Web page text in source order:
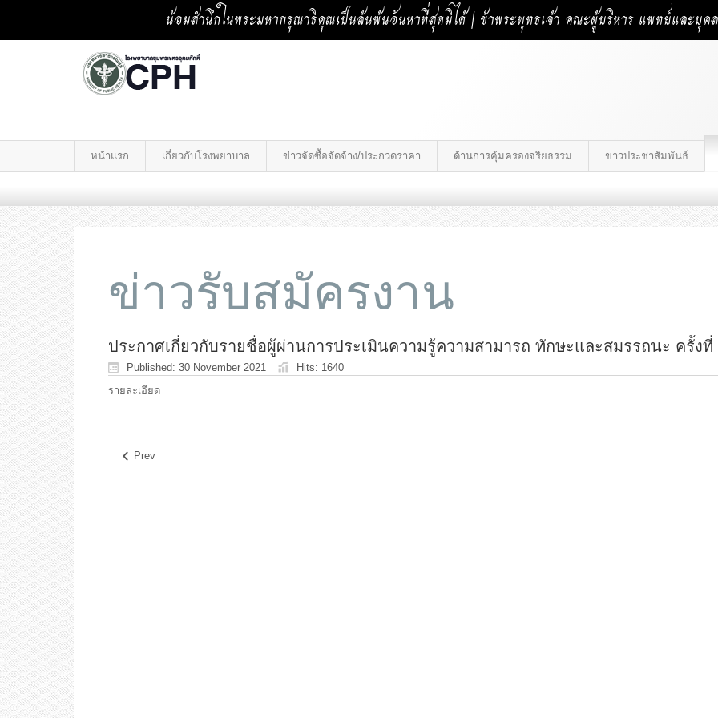
น้อมสำนึกในพระมหากรุณาธิคุณเป็นล้นพ้นอันหาที่สุดมิได้ | ข้าพระพุทธเจ้า คณะผู้บริหาร แพทย์และบุค
หน้าแรก เกี่ยวกับโรงพยาบาล ข่าวจัดซื้อจัดจ้าง/ประกวดราคา ด้านการคุ้มครองจริยธรรม ข่าวประชาสัมพันธ์
ข่าวรับสมัครงาน
ประกาศเกี่ยวกับรายชื่อผู้ผ่านการประเมินความรู้ความสามารถ ทักษะและสมรรถนะ ครั้ง
Published: 30 November 2021
Hits: 1640
รายละเอียด
Prev